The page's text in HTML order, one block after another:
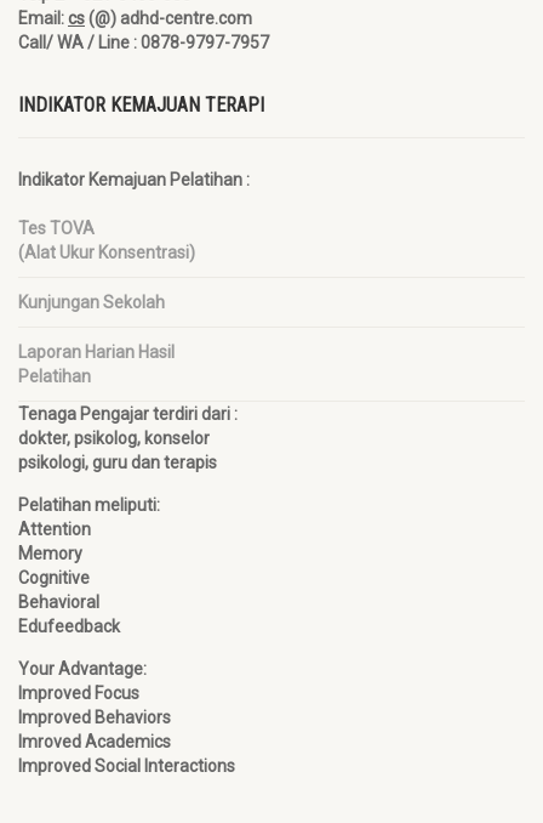
Email:cs(@) adhd-centre.com
Call/ WA / Line : 0878-9797-7957
INDIKATOR KEMAJUAN TERAPI
Indikator Kemajuan Pelatihan :
Tes TOVA
(Alat Ukur Konsentrasi)
Kunjungan Sekolah
Laporan Harian Hasil
Pelatihan
Tenaga Pengajar terdiri dari :
dokter, psikolog, konselor
psikologi, guru dan terapis
Pelatihan meliputi:
Attention
Memory
Cognitive
Behavioral
Edufeedback
Your Advantage:
Improved Focus
Improved Behaviors
Imroved Academics
Improved Social Interactions